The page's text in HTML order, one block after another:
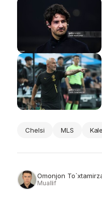
Chelsi MLS
Omonjon
Muallif